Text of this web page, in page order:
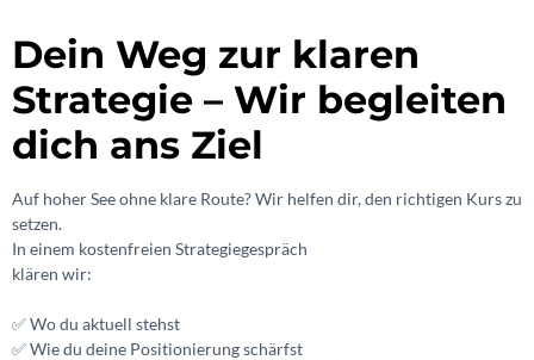
Dein Weg zur klaren
Strategie – Wir begleiten
dich ans Ziel
Auf hoher See ohne klare Route? Wir helfen dir, den richtigen Kurs zu
setzen.
In einem kostenfreien Strategiegespräch
klären wir:
✅ Wo du aktuell stehst
✅ Wie du deine Positionierung schärfst